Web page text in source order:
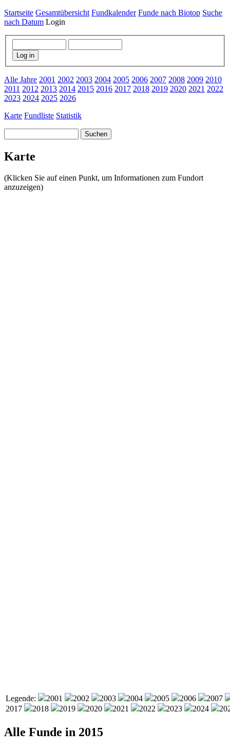
Startseite Gesamtübersicht Fundkalender Funde nach Biotop Suche
nach Datum Login
Log in
Alle Jahre 2001 2002 2003 2004 2005 2006 2007 2008 2009 2010
2011 2012 2013 2014 2015 2016 2017 2018 2019 2020 2021 2022
2023 2024 2025 2026
Karte Fundliste Statistik
Suchen
Karte
(Klicken Sie auf einen Punkt, um Informationen zum Fundort
anzuzeigen)
Legende: 2001 2002 2003 2004 2005 2006
2007
2017
2018 2019 2020 2021 2022 2023 2024
Alle Funde in 2015